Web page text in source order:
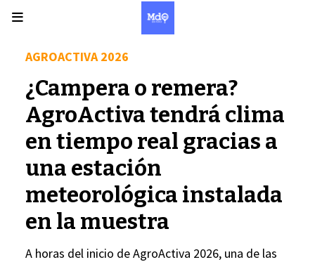
¿Campera o remera?
AgroActiva tendrá clima
en tiempo real gracias a
una estación
meteorológica instalada
en la muestra
A horas del inicio de AgroActiva 2026, una de las
AGROACTIVA 2026